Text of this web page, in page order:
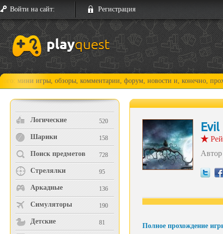
Войти на сайт: Регистрация
комментарии, форум, новости и, конечно, прохождения!
Логические 520
Шарики 158
Поиск предметов 728
Стрелялки 95
Аркадные 136
Симуляторы 190
Детские 81 Полное прохождение